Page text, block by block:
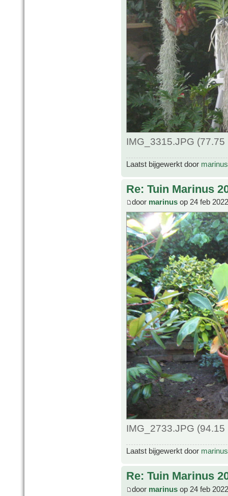
IMG_3315.JPG
Laatst bijgewerkt door marinus
Re: Tuin Marinus
door marinus op 24 feb
IMG_2733.JPG
Laatst bijgewerkt door marinus
Re: Tuin Marinus
door marinus op 24 feb